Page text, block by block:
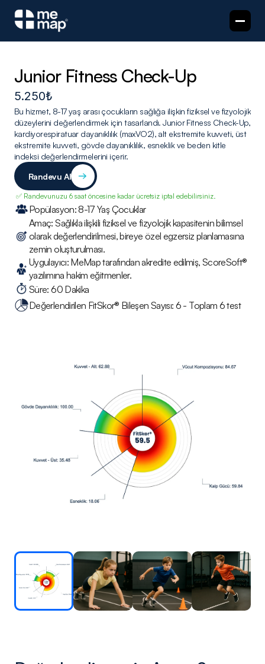
Junior Fitness Check-Up
5.250₺
Bu hizmet, 8-17 yaş arası çocukların sağlığa ilişkin fiziksel ve fizyolojik
düzeylerini değerlendirmek için tasarlandı. Junior Fitness Check-Up,
kardiyorespiratuar dayanıklılık (maxVO2), alt ekstremite kuvveti, üst
ekstremite kuvveti, gövde dayanıklılık, esneklik ve beden kitle
indeksi değerlendirmelerini içerir.
Randevu Al
✅ Randevunuzu 6 saat öncesine kadar ücretsiz iptal edebilirsiniz.
Popülasyon: 8-17 Yaş Çocuklar
Amaç: Sağlıkla ilişkili fiziksel ve fizyolojik kapasitenin bilimsel
olarak değerlendirilmesi, bireye özel egzersiz planlamasına
zemin oluşturulması.
Uygulayıcı: MeMap tarafından akredite edilmiş, ScoreSoft®
yazılımına hakim eğitmenler.
Süre: 60 Dakika
Değerlendirilen FitSkor® Bileşen Sayısı: 6 - Toplam 6 test